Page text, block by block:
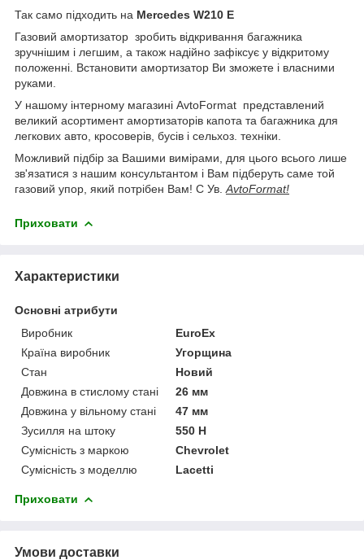
Так само підходить на Mercedes W210 E
Газовий амортизатор зробить відкривання багажника
зручнішим і легшим, а також надійно зафіксує у відкритому
положенні. Встановити амортизатор Ви зможете і власними
руками.
У нашому інтерному магазині AvtoFormat представлений
великий асортимент амортизаторів капота та багажника для
легкових авто, кросоверів, бусів і сельхоз. техніки.
Можливий підбір за Вашими вимірами, для цього всього лише
зв'язатися з нашим консультантом і Вам підберуть саме той
газовий упор, який потрібен Вам! С Ув. AvtoFormat!
Приховати
Характеристики
Основні атрибути
Виробник
EuroEx
Країна виробник
Угорщина
Стан
Новий
Довжина в стислому стані
26 мм
Довжина у вільному стані
47 мм
Зусилля на штоку
550 Н
Сумісність з маркою
Chevrolet
Сумісність з моделлю
Lacetti
Приховати
Умови доставки